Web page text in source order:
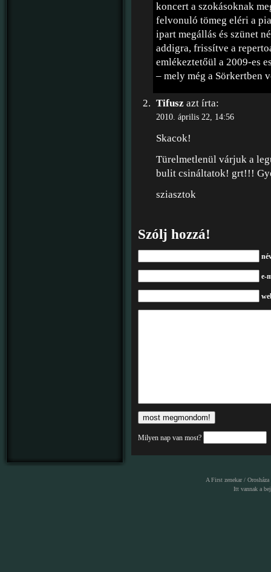
koncert a szokásoknak
felvonuló tömeg eléri a
ipart megállás és szünet
addigra, frissítve a
emlékeztetőül a 2009-es
– mely még a
Tifusz azt írta:
2010. április 22, 14:56
Skacok!
Türelmetlenül várjuk a
bulit csináltatok! grt!!!
sziasztok
Szólj hozzá!
e-
Milyen nap van most?
A First zenekar /
Itt vannak a